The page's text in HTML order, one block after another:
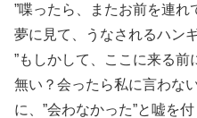
”喋ったら、またお前を連れ
夢に見て、うなされるハンギ
”もしかして、ここに来る前
無い？会ったら私に言わな
に、”会わなかった”と嘘を付